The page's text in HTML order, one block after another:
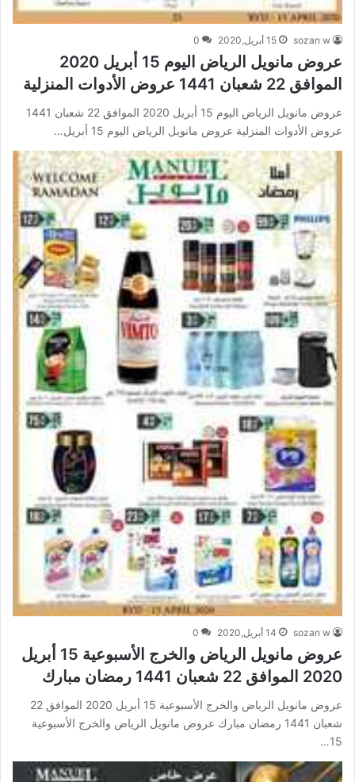
sozan w 15 أبريل,2020 0
عروض مانويل الرياض اليوم 15 أبريل 2020
الموافق 22 شعبان 1441 عروض الأدوات المنزلية
عروض مانويل الرياض اليوم 15 أبريل 2020 الموافق 22 شعبان 1441
عروض الأدوات المنزلية عروض مانويل الرياض اليوم 15 أبريل…
sozan w 14 أبريل,2020 0
عروض مانويل الرياض والخرج الأسبوعية 15 أبريل
2020 الموافق 22 شعبان 1441 رمضان مبارك
عروض مانويل الرياض والخرج الأسبوعية 15 أبريل 2020 الموافق 22
شعبان 1441 رمضان مبارك عروض مانويل الرياض والخرج الأسبوعية
15…